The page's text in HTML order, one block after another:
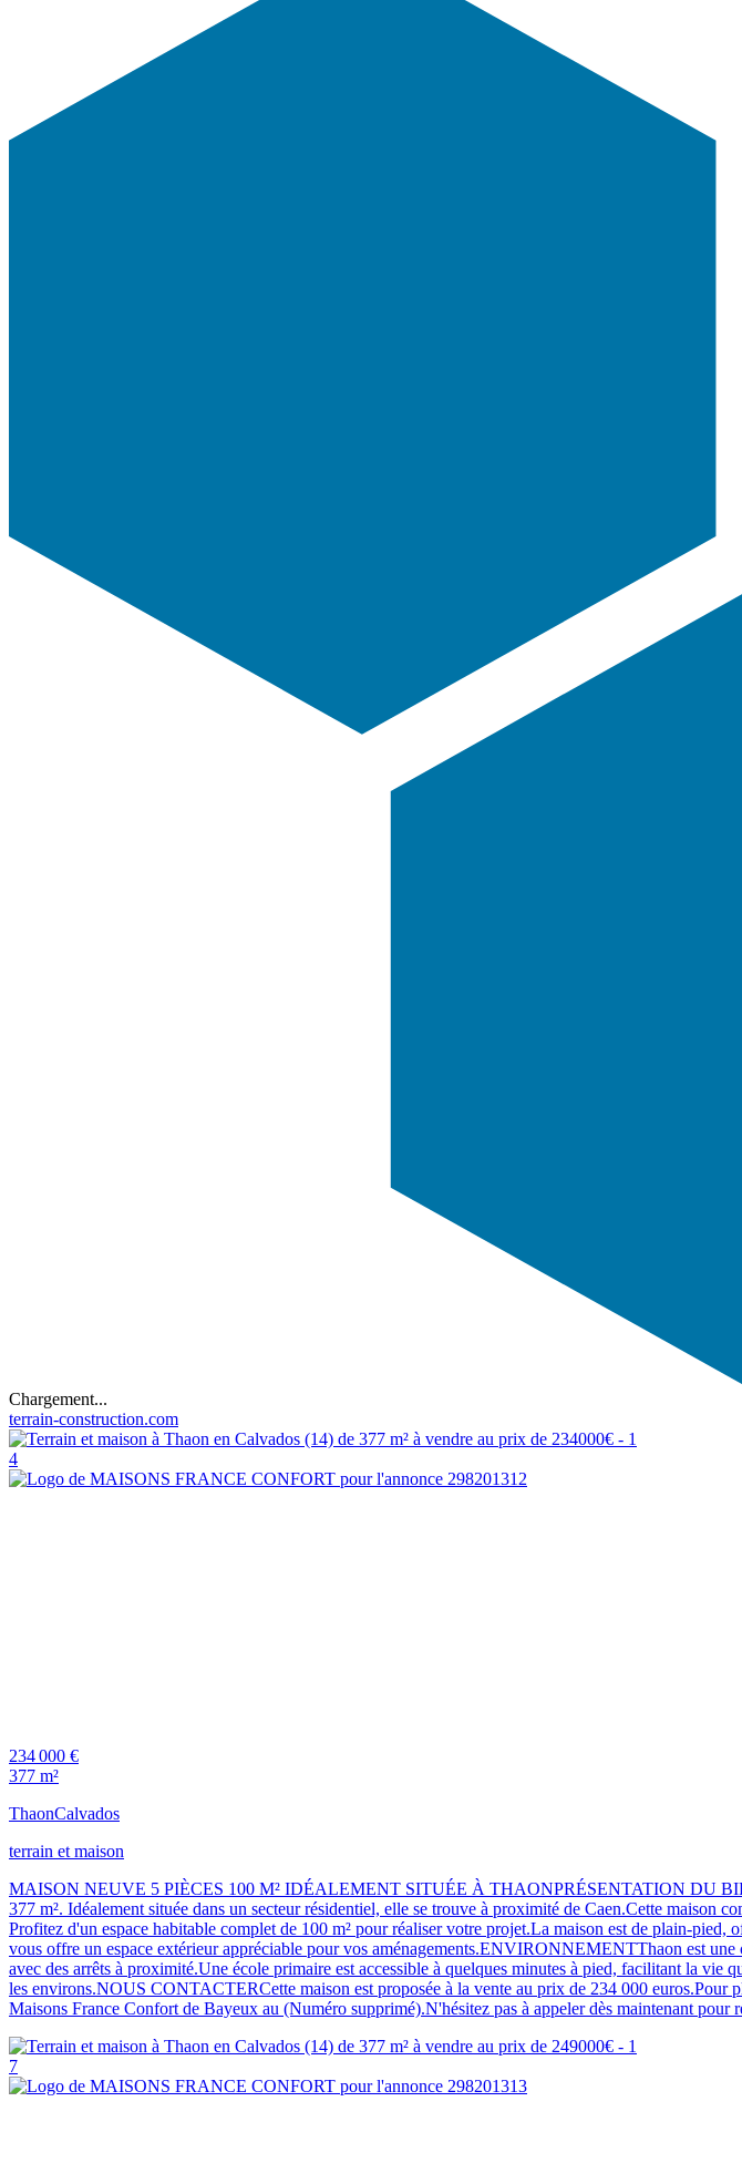
Chargement...
terrain-construction.com
4
234 000 €
377 m²
ThaonCalvados
terrain et maison
MAISON NEUVE 5 PIÈCES 100 M² IDÉALEMENT SITUÉE À THAONPRÉSENTATION DU
377 m². Idéalement située dans un secteur résidentiel, elle se trouve à proximité de Caen.Cette maison
Profitez d'un espace habitable complet de 100 m² pour réaliser votre projet.La maison est de plain-
vous offre un espace extérieur appréciable pour vos aménagements.ENVIRONNEMENTThaon est
avec des arrêts à proximité.Une école primaire est accessible à quelques minutes à pied, facilitant la vie
les environs.NOUS CONTACTERCette maison est proposée à la vente au prix de 234 000
Maisons France Confort de Bayeux au (Numéro supprimé).N'hésitez pas à appeler dès maintenant
7